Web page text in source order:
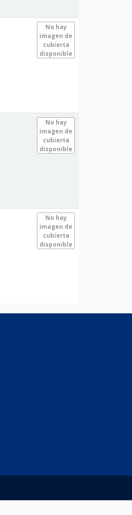
No hay
imagen de
cubierta
disponible
No hay
imagen de
cubierta
disponible
No hay
imagen de
cubierta
disponible